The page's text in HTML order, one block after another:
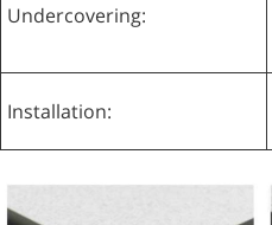
Undercovering:
Installation: